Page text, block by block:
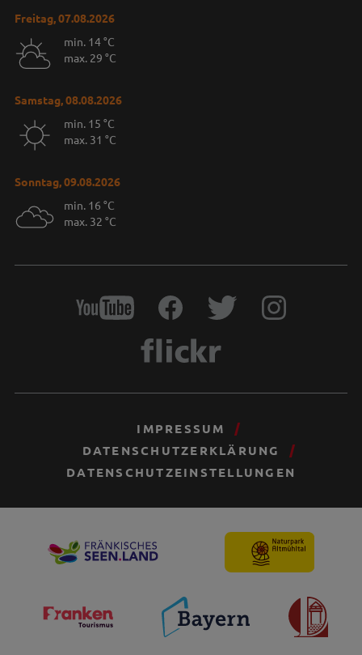
Freitag, 07.08.2026
min. 14 °C
max. 29 °C
Samstag, 08.08.2026
min. 15 °C
max. 31 °C
Sonntag, 09.08.2026
min. 16 °C
max. 32 °C
IMPRESSUM
DATENSCHUTZERKLÄRUNG
DATENSCHUTZEINSTELLUNGEN